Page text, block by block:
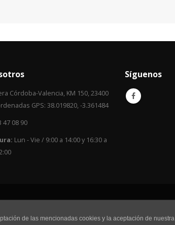
Córdoba-Valencia, KM 150, 23400
GPS: 38.019820, -3.361484
47 08 90
Lun - Vie / 9:00 a 14:00 y 16:30 a
Síguenos
de las mencionadas cookies y la aceptación de nuestra